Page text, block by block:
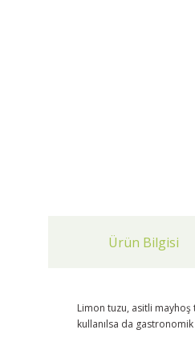
Ürün Bilgisi
Limon tuzu, asitli
kullanılsa da